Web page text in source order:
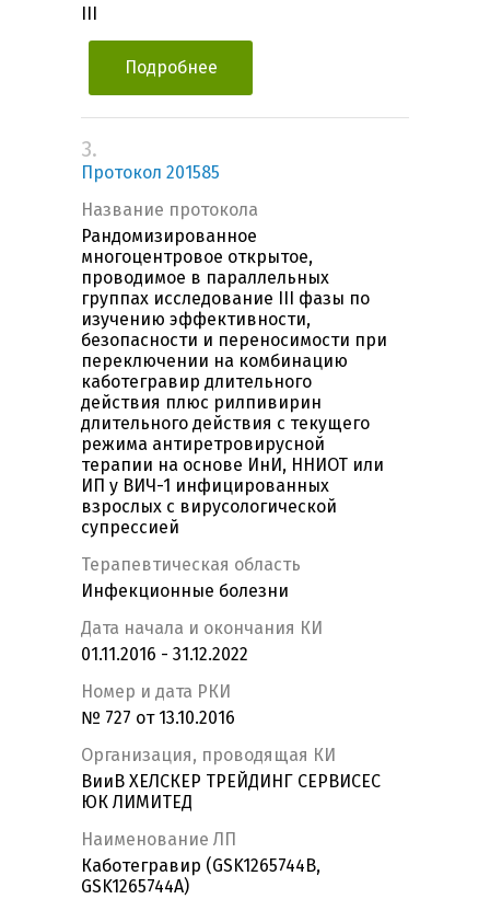
Подробнее
3.
Протокол 201585
Название протокола
Рандомизированное
многоцентровое открытое,
проводимое в параллельных
группах исследование III фазы по
изучению эффективности,
безопасности и переносимости при
переключении на комбинацию
каботегравир длительного
действия плюс рилпивирин
длительного действия с текущего
режима антиретровирусной
терапии на основе ИнИ, ННИОТ или
ИП у ВИЧ-1 инфицированных
взрослых с вирусологической
супрессией
Терапевтическая область
Инфекционные болезни
Дата начала и окончания КИ
01.11.2016 - 31.12.2022
Номер и дата РКИ
№ 727 от 13.10.2016
Организация, проводящая КИ
ВииВ ХЕЛСКЕР ТРЕЙДИНГ СЕРВИСЕС
ЮК ЛИМИТЕД
Наименование ЛП
Каботегравир (GSK1265744B,
GSK1265744A)